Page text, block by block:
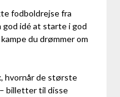
fodboldrejse fra
god idé at starte i god
du drømmer om
hvornår de største
billetter til disse